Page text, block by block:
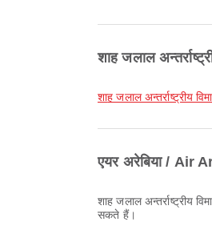
शाह जलाल
शाह जलाल अन्तर्राष्ट्रीय
एयर अरेबिया / Air
शाह जलाल अन्तर्राष्ट्रीय विमानक्षेत्र से एयर अरेबिया / Air Arabia की सबसे शुरुआती उड़ान 06:05 बजे रवाना होती है। आप इस समय-सारणी को देख सकते हैं और Airpaz पर उपलब्ध अन्य उड़ान विकल्पों की तुलना कर
सकते हैं।